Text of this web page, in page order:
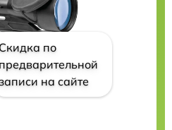
Скидка по
предварительной
на сайте